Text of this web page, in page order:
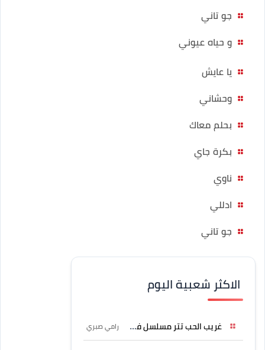
جو تاني
و حياه عيوني
يا عايش
وحشاني
بحلم معاك
بكرة جاي
ناوي
ادللي
جو تاني
الاكثر شعبية اليوم
غريب الحب تتر مسلسل فرصة رامي صبري